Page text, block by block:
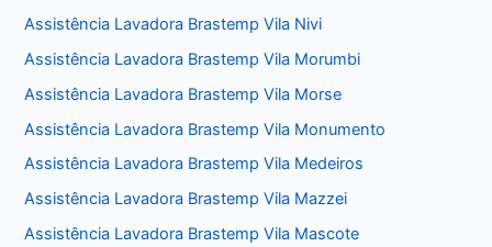
Assistência Lavadora Brastemp Vila Nivi
Assistência Lavadora Brastemp Vila Morumbi
Assistência Lavadora Brastemp Vila Morse
Assistência Lavadora Brastemp Vila Monumento
Assistência Lavadora Brastemp Vila Medeiros
Assistência Lavadora Brastemp Vila Mazzei
Assistência Lavadora Brastemp Vila Mascote